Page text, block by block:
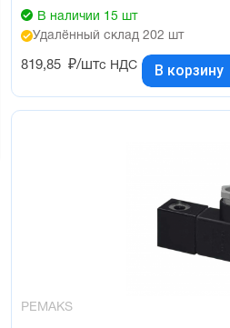
В наличии 15 шт
Удалённый склад 202 шт
819,85 ₽/штс НДС В корзину
PEMAKS